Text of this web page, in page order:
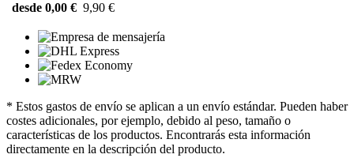
desde 0,00 € 9,90 €
* Estos gastos de envío se aplican a un envío estándar. Pueden haber
costes adicionales, por ejemplo, debido al peso, tamaño o
características de los productos. Encontrarás esta información
directamente en la descripción del producto.